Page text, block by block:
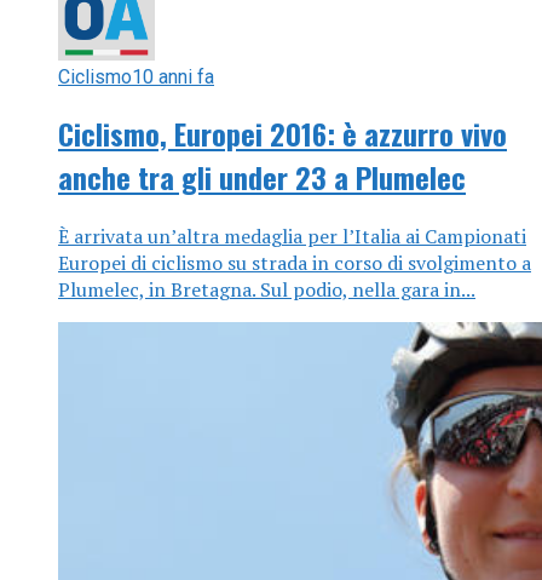
Ciclismo10 anni fa
Ciclismo, Europei 2016: è azzurro vivo
anche tra gli under 23 a Plumelec
È arrivata un’altra medaglia per l’Italia ai Campionati
Europei di ciclismo su strada in corso di svolgimento a
Plumelec, in Bretagna. Sul podio, nella gara in...